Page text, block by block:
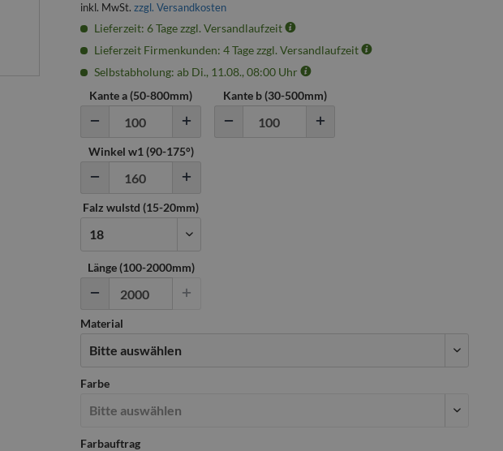
inkl. MwSt.zzgl. Versandkosten
Lieferzeit: 6 Tage zzgl. Versandlaufzeit
Lieferzeit Firmenkunden: 4 Tage zzgl. Versandlaufzeit
Selbstabholung: ab Di., 11.08., 08:00 Uhr
Kante a (50-800mm) Kante b (30-500mm)
Winkel w1 (90-175°)
Falz wulstd (15-20mm)
Länge (100-2000mm)
Material
Farbe
Farbauftrag